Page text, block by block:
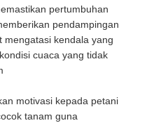
pertumbuhan
pendampingan
mengatasi kendala yang
cuaca yang tidak
motivasi kepada petani
tanam guna